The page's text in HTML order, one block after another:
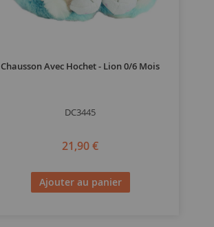
Chausson Avec Hochet - Lion 0/6 Mois
DC3445
21,90 €
Ajouter au panier